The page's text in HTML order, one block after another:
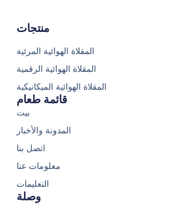
منتجات
المقلاة الهوائية المرئية
المقلاة الهوائية الرقمية
المقلاة الهوائية الميكانيكية
قائمة طعام
بيت
المدونة والأخبار
اتصل بنا
معلومات عنا
التعليمات
وصلة